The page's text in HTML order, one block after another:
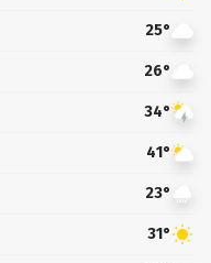
25°
26°
34°
41°
23°
31°